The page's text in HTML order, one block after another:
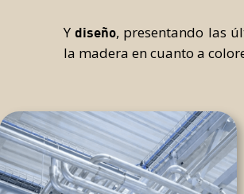
Ydiseño, presentando las
la madera en cuanto a